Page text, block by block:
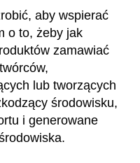
aby wspierać
o to, żeby jak
zamawiać
lub tworzących
środowisku,
i generowane